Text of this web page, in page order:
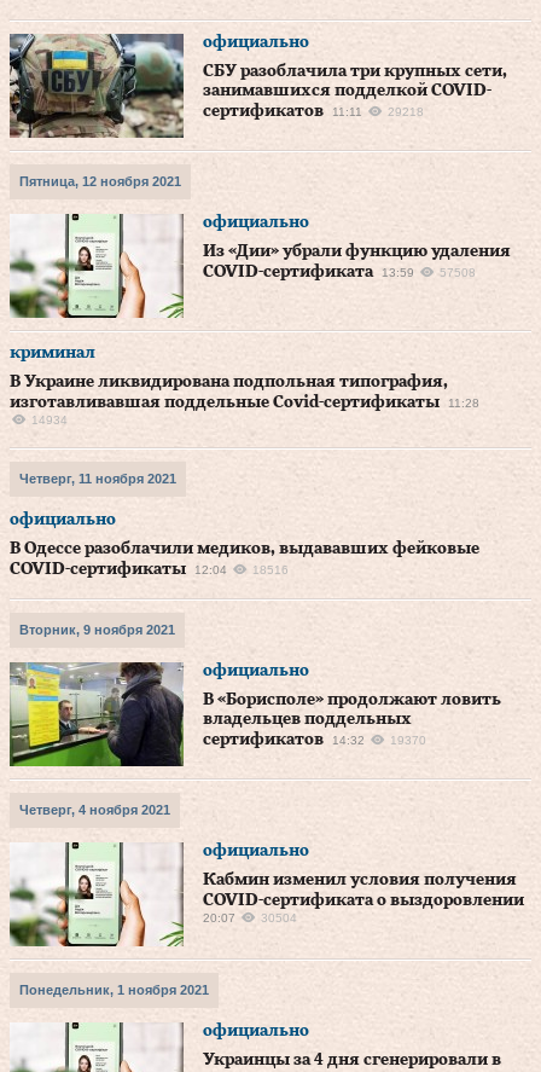
официально
СБУ разоблачила три крупных сети,
занимавшихся подделкой COVID-
сертификатов
11:11 29218
Пятница, 12 ноября 2021
официально
Из «Дии» убрали функцию удаления
COVID-сертификата
13:59 57508
криминал
В Украине ликвидирована подпольная типография,
изготавливавшая поддельные Covid-сертификаты
11:28
14934
Четверг, 11 ноября 2021
официально
В Одессе разоблачили медиков, выдававших фейковые
COVID-сертификаты
12:04 18516
Вторник, 9 ноября 2021
официально
В «Борисполе» продолжают ловить
владельцев поддельных
сертификатов
14:32 19370
Четверг, 4 ноября 2021
официально
Кабмин изменил условия получения
COVID-сертификата о выздоровлении
20:07 30504
Понедельник, 1 ноября 2021
официально
Украинцы за 4 дня сгенерировали в